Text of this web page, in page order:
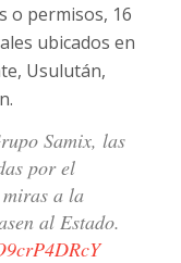
o permisos, 16
ubicados en
Usulután,
Samix, las
por el
miras a la
al Estado.